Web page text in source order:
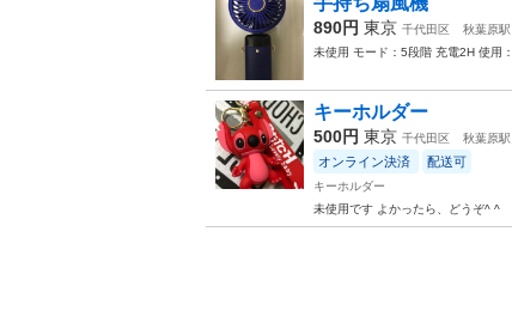
890円 東京 千代田区 秋葉原駅
未使用 モード：5段階 充電2H 使用
キーホルダー
500円 東京 千代田区 秋葉原駅
オンライン決済 配送可
キーホルダー
未使用です よかったら、どうぞ^ ^